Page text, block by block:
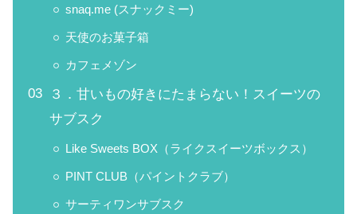
snaq.me (スナックミー)
天使のお菓子箱
カフェメゾン
３．甘いもの好きにたまらない！スイーツの
サブスク
Like Sweets BOX（ライクスイーツボックス）
PINT CLUB（パイントクラブ）
サーティワンサブスク